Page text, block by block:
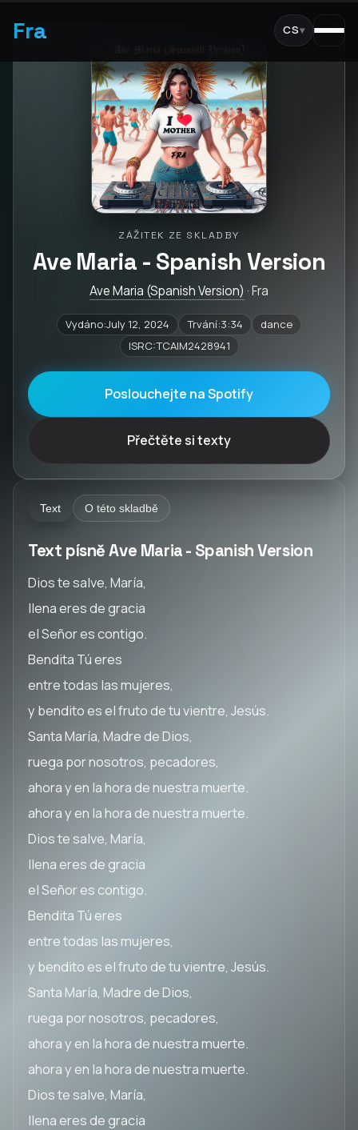
Fra CS▾
ZÁŽITEK ZE SKLADBY
Ave Maria - Spanish Version
Ave Maria (Spanish Version) · Fra
Vydáno:July 12, 2024 Trvání:3:34
dance
ISRC:TCAIM2428941
Poslouchejte na Spotify
Přečtěte si texty
Text O této skladbě
Text písně Ave Maria - Spanish Version
Dios te salve, María,
llena eres de gracia
el Señor es contigo.
Bendita Tú eres
entre todas las mujeres,
y bendito es el fruto de tu vientre, Jesús.
Santa María, Madre de Dios,
ruega por nosotros, pecadores,
ahora y en la hora de nuestra muerte.
ahora y en la hora de nuestra muerte.
Dios te salve, María,
llena eres de gracia
el Señor es contigo.
Bendita Tú eres
entre todas las mujeres,
y bendito es el fruto de tu vientre, Jesús.
Santa María, Madre de Dios,
ruega por nosotros, pecadores,
ahora y en la hora de nuestra muerte.
ahora y en la hora de nuestra muerte.
Dios te salve, María,
llena eres de gracia